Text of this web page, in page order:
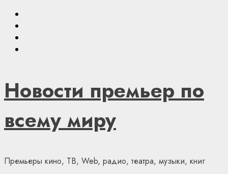
Skip
content
Новости премьер по
всему миру
Премьеры кино, ТВ, Web, радио, театра, музыки, книг